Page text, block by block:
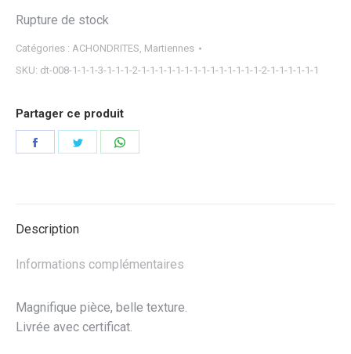
Rupture de stock
Catégories : ACHONDRITES Martiennes
SKU: dt-008-1-1-1-3-1-1-1-2-1-1-1-1-1-1-1-1-1-1-1-1-1-1-2-1-1-1-1-1-1
Partager ce produit
Partager Partager
Description
Informations complémentaires
Magnifique pièce, belle texture.
Livrée avec certificat.